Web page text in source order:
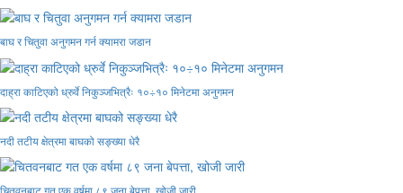
बाघ र चितुवा अनुगमन गर्न क्यामरा जडान
दाह्रा काटिएको ध्रुर्वे निकुञ्जभित्रैः १०÷१० मिनेटमा अनुगमन
नदी तटीय क्षेत्रमा बाघको सङ्ख्या धेरै